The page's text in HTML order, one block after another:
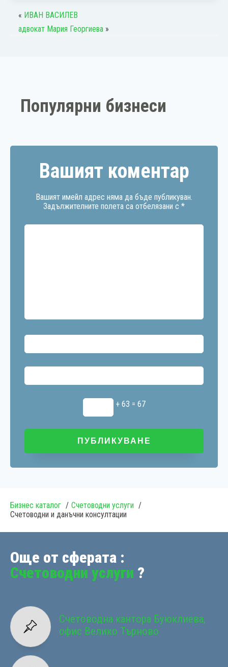
« ИВАН ВАСИЛЕВ
адвокат Мария Георгиева»
Популярни бизнеси
Вашият коментар
Вашият имейл адрес няма да бъде публикуван.
Задължителните полета са отбелязани с *
+ 63 = 67
Бизнес каталог
Счетоводни услуги
Счетоводни и данъчни консултации
Още от сферата :
Счетоводни услуги ?
Счетоводна кантора Буюклиева,
офис Велико Търново